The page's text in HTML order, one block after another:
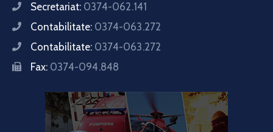
Secretariat: 0374-062.141
Contabilitate: 0374-063.272
Contabilitate: 0374-063.272
Fax: 0374-094.848